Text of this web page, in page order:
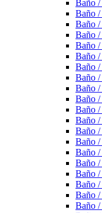
Baño
Baño
Baño
Baño
Baño
Baño
Baño
Baño
Baño
Baño
Baño
Baño
Baño
Baño
Baño
Baño
Baño
Baño
Baño
Baño